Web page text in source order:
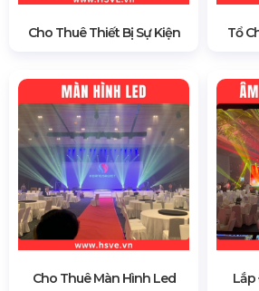
Cho Thuê Thiết Bị Sự Kiện Tổ
Cho Thuê Màn Hình Led
Lắp